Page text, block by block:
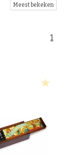
Meest bekeken
1